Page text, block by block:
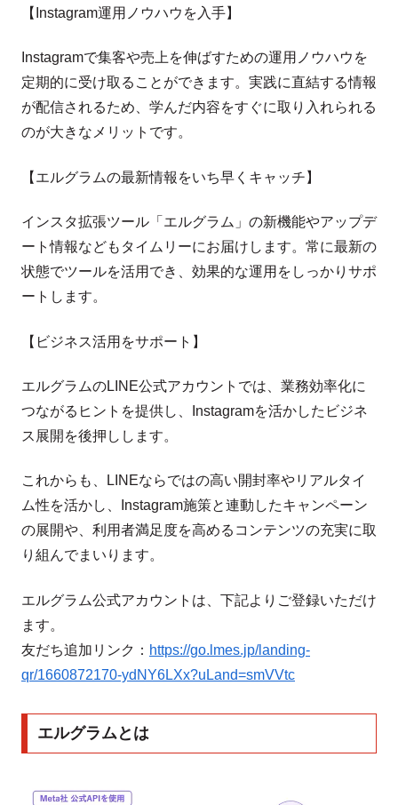
【Instagram運用ノウハウを入手】
Instagramで集客や売上を伸ばすための運用ノウハウを
定期的に受け取ることができます。実践に直結する情報
が配信されるため、学んだ内容をすぐに取り入れられる
のが大きなメリットです。
【エルグラムの最新情報をいち早くキャッチ】
インスタ拡張ツール「エルグラム」の新機能やアップデ
ート情報などもタイムリーにお届けします。常に最新の
状態でツールを活用でき、効果的な運用をしっかりサポ
ートします。
【ビジネス活用をサポート】
エルグラムのLINE公式アカウントでは、業務効率化に
つながるヒントを提供し、Instagramを活かしたビジネ
ス展開を後押しします。
これからも、LINEならではの高い開封率やリアルタイ
ム性を活かし、Instagram施策と連動したキャンペーン
の展開や、利用者満足度を高めるコンテンツの充実に取
り組んでまいります。
エルグラム公式アカウントは、下記よりご登録いただけ
ます。
友だち追加リンク： https://go.lmes.jp/landing-
qr/1660872170-ydNY6LXx?uLand=smVVtc
エルグラムとは